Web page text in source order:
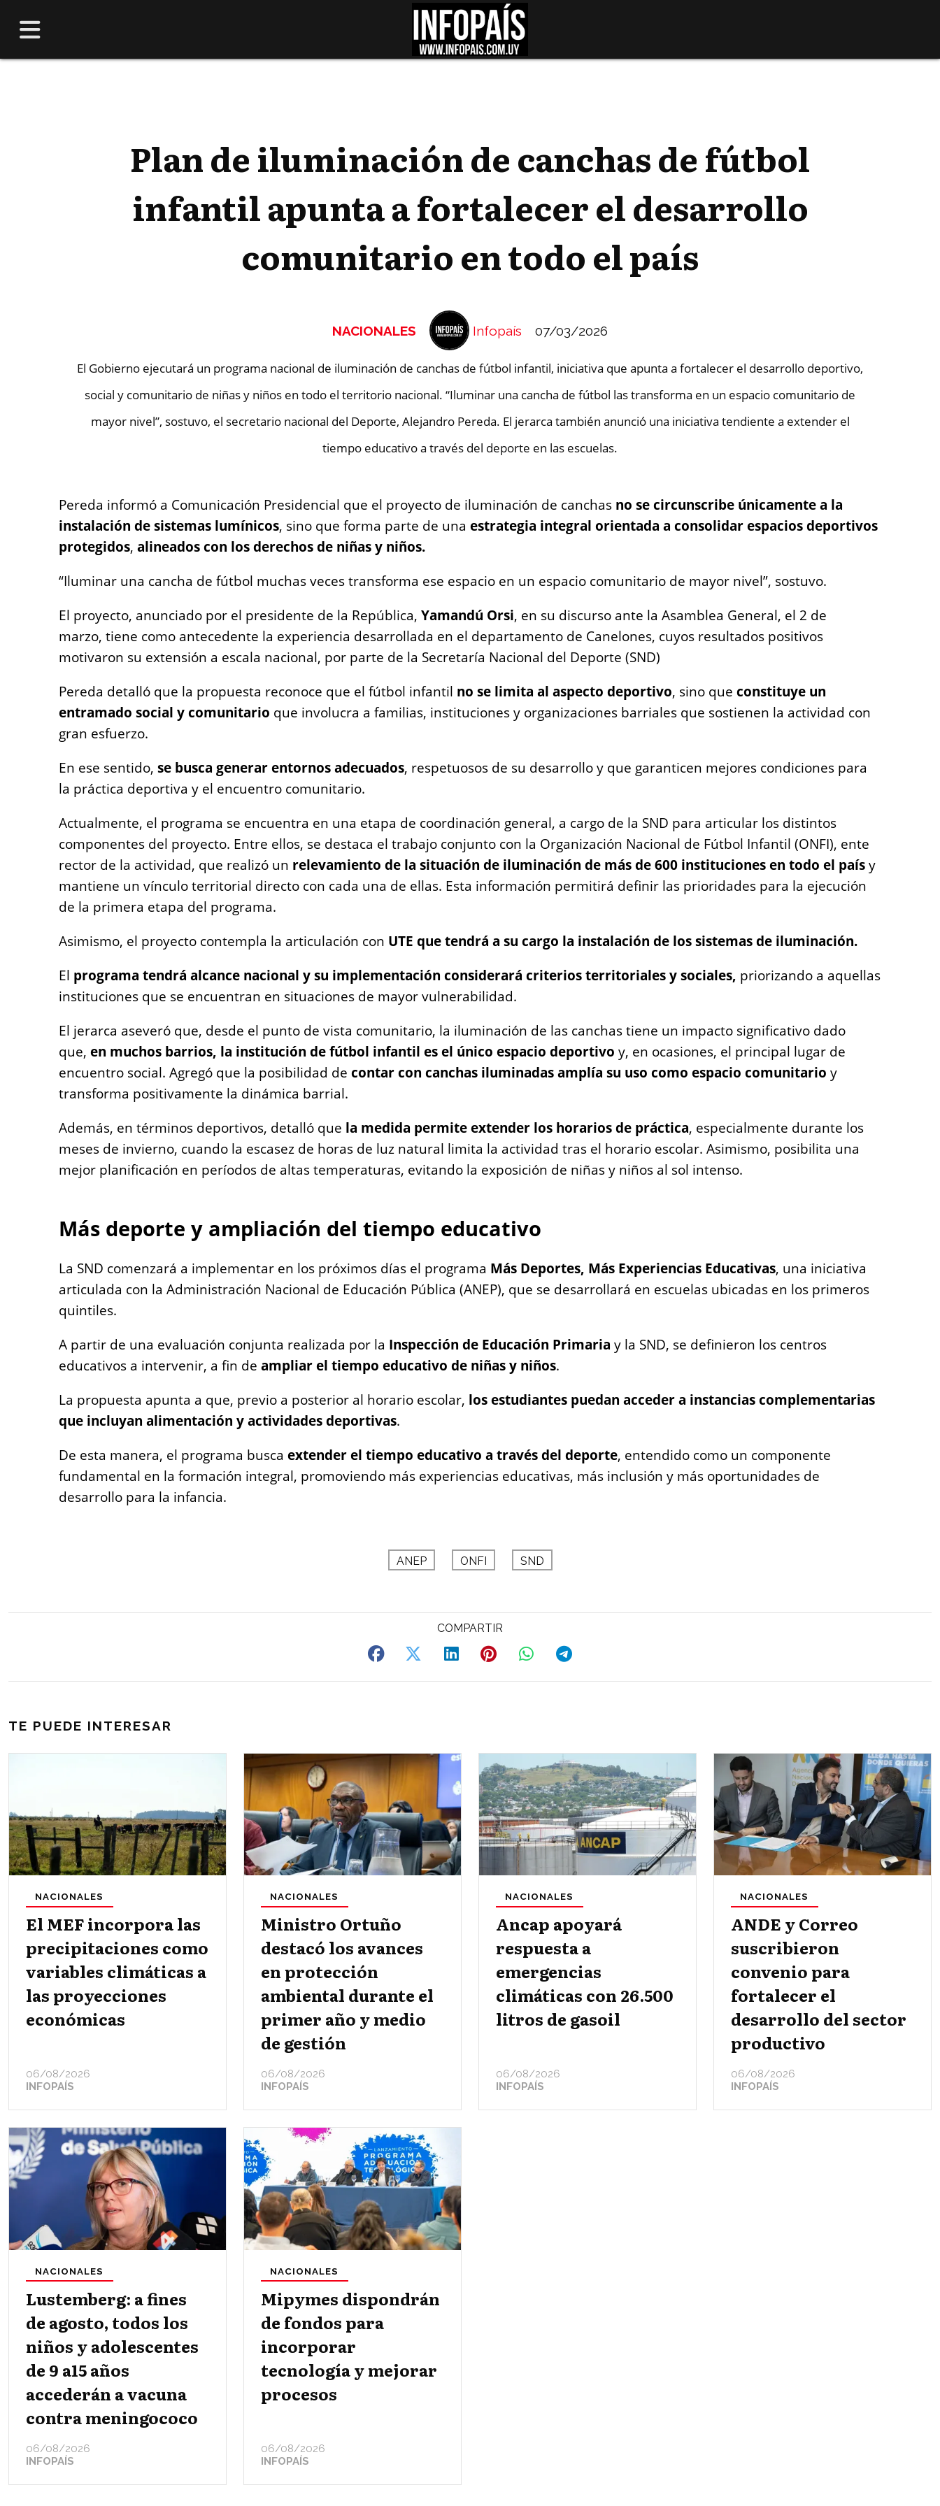
Plan de iluminación de canchas de fútbol
infantil apunta a fortalecer el desarrollo
comunitario en todo el país
El Gobierno ejecutará un programa nacional de iluminación de canchas de fútbol infantil, iniciativa que apunta a fortalecer el desarrollo deportivo,
social y comunitario de niñas y niños en todo el territorio nacional. “Iluminar una cancha de fútbol las transforma en un espacio comunitario de
mayor nivel”, sostuvo, el secretario nacional del Deporte, Alejandro Pereda. El jerarca también anunció una iniciativa tendiente a extender el
tiempo educativo a través del deporte en las escuelas.
NACIONALES 07/03/2026
Infopaís
Pereda informó a Comunicación Presidencial que el proyecto de iluminación de canchas no se circunscribe únicamente a la
instalación de sistemas lumínicos, sino que forma parte de una estrategia integral orientada a consolidar espacios deportivos
protegidos, alineados con los derechos de niñas y niños.
“Iluminar una cancha de fútbol muchas veces transforma ese espacio en un espacio comunitario de mayor nivel”, sostuvo.
El proyecto, anunciado por el presidente de la República, Yamandú Orsi, en su discurso ante la Asamblea General, el 2 de
marzo, tiene como antecedente la experiencia desarrollada en el departamento de Canelones, cuyos resultados positivos
motivaron su extensión a escala nacional, por parte de la Secretaría Nacional del Deporte (SND)
Pereda detalló que la propuesta reconoce que el fútbol infantil no se limita al aspecto deportivo, sino que constituye un
entramado social y comunitario que involucra a familias, instituciones y organizaciones barriales que sostienen la actividad con
gran esfuerzo.
En ese sentido, se busca generar entornos adecuados, respetuosos de su desarrollo y que garanticen mejores condiciones para
la práctica deportiva y el encuentro comunitario.
Actualmente, el programa se encuentra en una etapa de coordinación general, a cargo de la SND para articular los distintos
componentes del proyecto. Entre ellos, se destaca el trabajo conjunto con la Organización Nacional de Fútbol Infantil (ONFI), ente
rector de la actividad, que realizó un relevamiento de la situación de iluminación de más de 600 instituciones en todo el paísy
mantiene un vínculo territorial directo con cada una de ellas. Esta información permitirá definir las prioridades para la ejecución
de la primera etapa del programa.
Asimismo, el proyecto contempla la articulación con UTE que tendrá a su cargo la instalación de los sistemas de iluminación.
El programa tendrá alcance nacional y su implementación considerará criterios territoriales y sociales, priorizando a aquellas
instituciones que se encuentran en situaciones de mayor vulnerabilidad.
El jerarca aseveró que, desde el punto de vista comunitario, la iluminación de las canchas tiene un impacto significativo dado
que, en muchos barrios, la institución de fútbol infantil es el único espacio deportivo y, en ocasiones, el principal lugar de
encuentro social. Agregó que la posibilidad de contar con canchas iluminadas amplía su uso como espacio comunitario y
transforma positivamente la dinámica barrial.
Además, en términos deportivos, detalló que la medida permite extender los horarios de práctica, especialmente durante los
meses de invierno, cuando la escasez de horas de luz natural limita la actividad tras el horario escolar. Asimismo, posibilita una
mejor planificación en períodos de altas temperaturas, evitando la exposición de niñas y niños al sol intenso.
Más deporte y ampliación del tiempo educativo
La SND comenzará a implementar en los próximos días el programa Más Deportes, Más Experiencias Educativas, una iniciativa
articulada con la Administración Nacional de Educación Pública (ANEP), que se desarrollará en escuelas ubicadas en los primeros
quintiles.
A partir de una evaluación conjunta realizada por la Inspección de Educación Primaria y la SND, se definieron los centros
educativos a intervenir, a fin de ampliar el tiempo educativo de niñas y niños.
La propuesta apunta a que, previo a posterior al horario escolar, los estudiantes puedan acceder a instancias complementarias
que incluyan alimentación y actividades deportivas.
De esta manera, el programa busca extender el tiempo educativo a través del deporte, entendido como un componente
fundamental en la formación integral, promoviendo más experiencias educativas, más inclusión y más oportunidades de
desarrollo para la infancia.
ANEP ONFI SND
TE PUEDE INTERESAR
El MEF incorpora las
precipitaciones como
variables climáticas a
las proyecciones
económicas
INFOPAÍS
NACIONALES
06/08/2026
Ministro Ortuño
destacó los avances
en protección
ambiental durante el
primer año y medio
de gestión
INFOPAÍS
NACIONALES
06/08/2026
Ancap apoyará
respuesta a
emergencias
climáticas con 26.500
litros de gasoil
INFOPAÍS
NACIONALES
06/08/2026
ANDE y Correo
suscribieron
convenio para
fortalecer el
desarrollo del sector
productivo
INFOPAÍS
NACIONALES
06/08/2026
Lustemberg: a fines
de agosto, todos los
niños y adolescentes
de 9 a15 años
accederán a vacuna
contra meningococo
INFOPAÍS
NACIONALES
06/08/2026
Mipymes dispondrán
de fondos para
incorporar
tecnología y mejorar
procesos
INFOPAÍS
NACIONALES
06/08/2026